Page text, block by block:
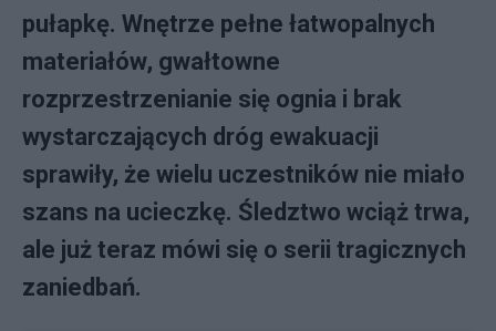
pułapkę. Wnętrze pełne łatwopalnych
materiałów, gwałtowne
rozprzestrzenianie się ognia i brak
wystarczających dróg ewakuacji
sprawiły, że wielu uczestników nie miało
szans na ucieczkę. Śledztwo wciąż trwa,
ale już teraz mówi się o serii tragicznych
zaniedbań.